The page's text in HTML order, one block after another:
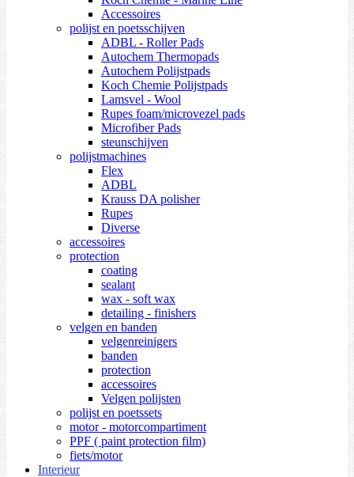
Accessoires
polijst en poetsschijven
ADBL - Roller Pads
Autochem Thermopads
Autochem Polijstpads
Koch Chemie Polijstpads
Lamsvel - Wool
Rupes foam/microvezel pads
Microfiber Pads
steunschijven
polijstmachines
Flex
ADBL
Krauss DA polisher
Rupes
Diverse
accessoires
protection
coating
sealant
wax - soft wax
detailing - finishers
velgen en banden
velgenreinigers
banden
protection
accessoires
Velgen polijsten
polijst en poetssets
motor - motorcompartiment
PPF ( paint protection film)
fiets/motor
Interieur